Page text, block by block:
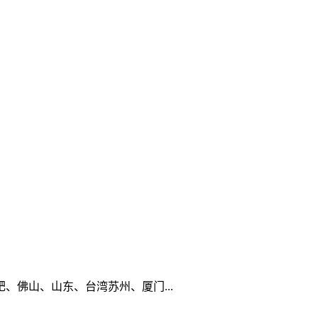
佛山、山东、台湾苏州、厦门...